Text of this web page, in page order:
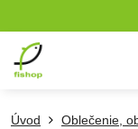
Úvod Oblečenie,